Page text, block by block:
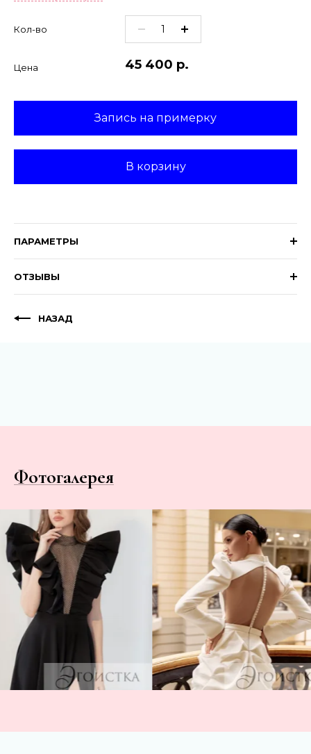
Кол-во
Цена 45 400 р.
В корзину
Запись на примерку
ПАРАМЕТРЫ
ОТЗЫВЫ
НАЗАД
Фотогалерея